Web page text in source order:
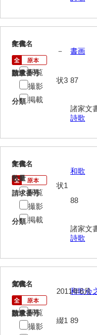
惠本家文書
大谷家文書
大中家文書（
大本氏収集文書
岡田家文書（
岡田学収集史
岡藤家文書
岡本家文書（
8
文書名
書画
請求番号
87
分類
諸家文
詩歌
年代
－
数量
状3
閲覧
撮影
掲載
9
文書名
和歌
請求番号
88
分類
諸家文
詩歌
年代
数量
状1
閲覧
撮影
掲載
10
文書名
和歌会
請求番号
89
年代
2011年6月
数量
綴1
閲覧
撮影